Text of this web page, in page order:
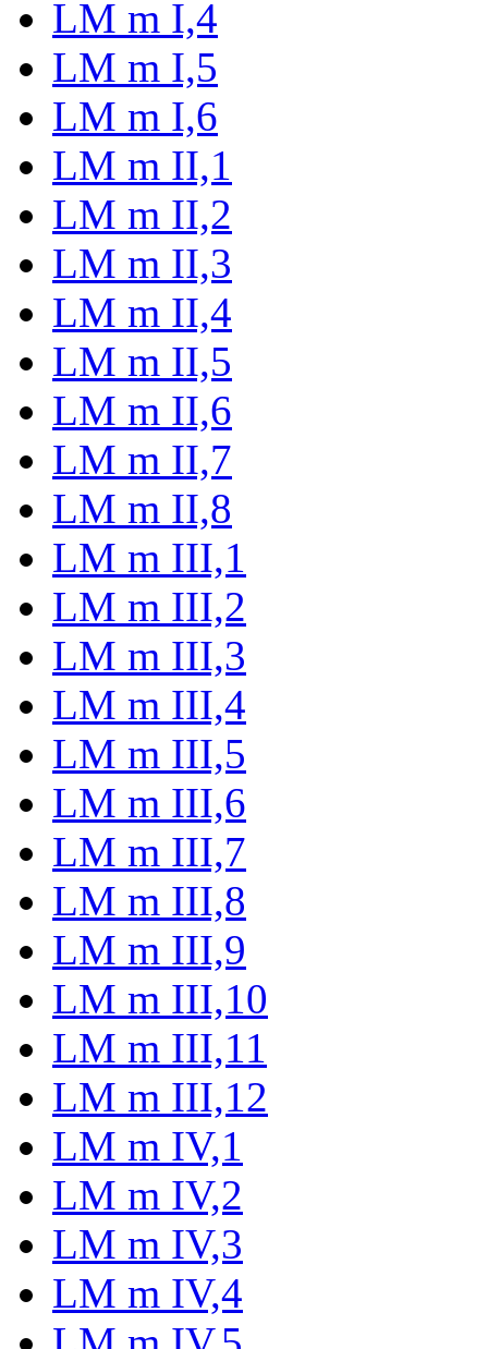
LM m I,4
LM m I,5
LM m I,6
LM m II,1
LM m II,2
LM m II,3
LM m II,4
LM m II,5
LM m II,6
LM m II,7
LM m II,8
LM m III,1
LM m III,2
LM m III,3
LM m III,4
LM m III,5
LM m III,6
LM m III,7
LM m III,8
LM m III,9
LM m III,10
LM m III,11
LM m III,12
LM m IV,1
LM m IV,2
LM m IV,3
LM m IV,4